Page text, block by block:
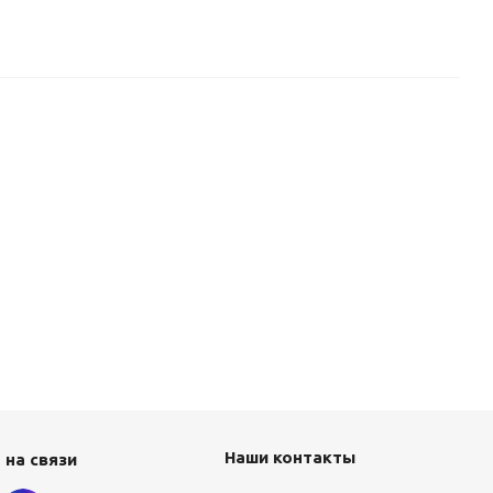
связи Наши контакты